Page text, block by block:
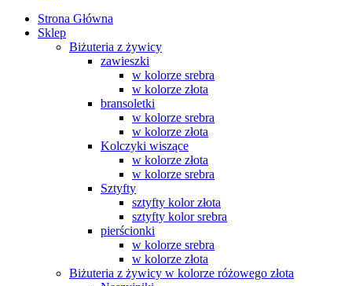
Strona Główna
Sklep
Biżuteria z żywicy
zawieszki
w kolorze srebra
w kolorze złota
bransoletki
w kolorze srebra
w kolorze złota
Kolczyki wiszące
w kolorze złota
w kolorze srebra
Sztyfty
sztyfty kolor złota
sztyfty kolor srebra
pierścionki
w kolorze srebra
w kolorze złota
Biżuteria z żywicy w kolorze różowego złota